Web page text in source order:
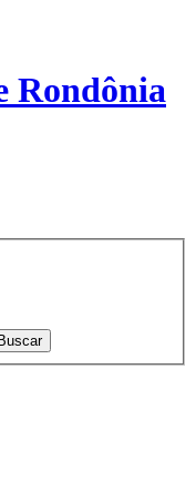
Rondônia
Buscar